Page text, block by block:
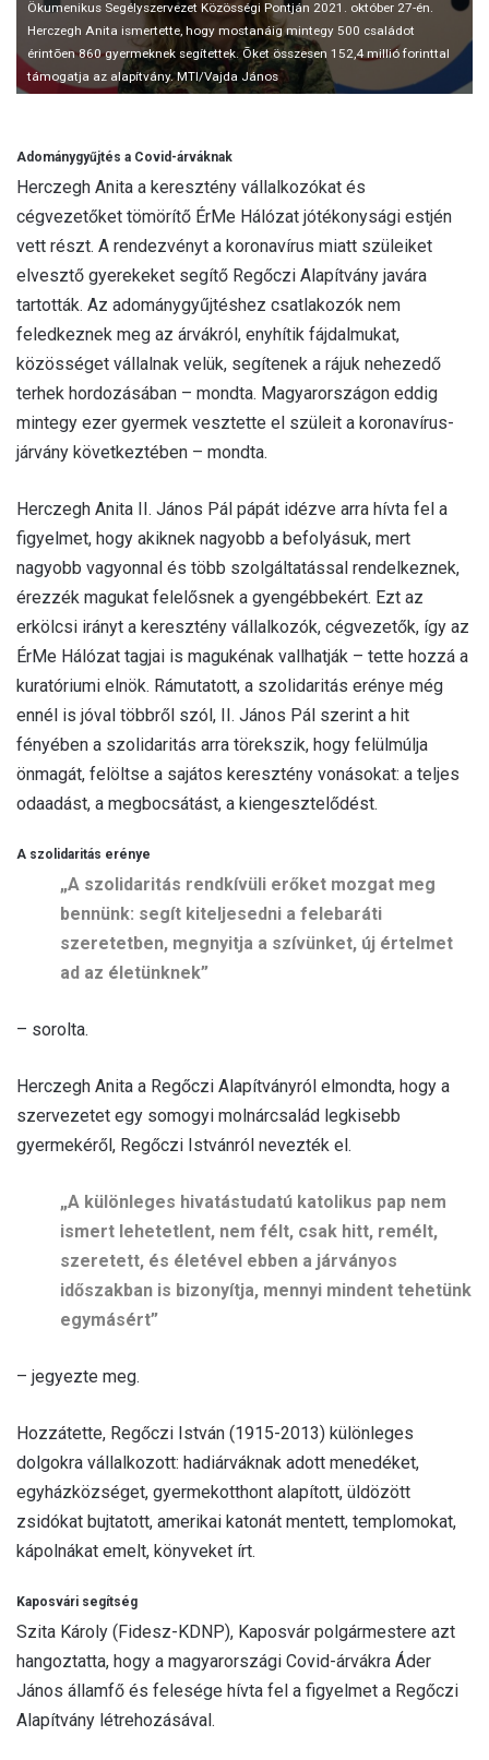
Ökumenikus Segélyszervezet Közösségi Pontján 2021. október 27-én.
Herczegh Anita ismertette, hogy mostanáig mintegy 500 családot
érintõen 860 gyermeknek segítettek. Õket összesen 152,4 millió forinttal
támogatja az alapítvány. MTI/Vajda János
Adománygyűjtés a Covid-árváknak
Herczegh Anita a keresztény vállalkozókat és
cégvezetőket tömörítő ÉrMe Hálózat jótékonysági estjén
vett részt. A rendezvényt a koronavírus miatt szüleiket
elvesztő gyerekeket segítő Regőczi Alapítvány javára
tartották. Az adománygyűjtéshez csatlakozók nem
feledkeznek meg az árvákról, enyhítik fájdalmukat,
közösséget vállalnak velük, segítenek a rájuk nehezedő
terhek hordozásában – mondta. Magyarországon eddig
mintegy ezer gyermek vesztette el szüleit a koronavírus-
járvány következtében – mondta.
Herczegh Anita II. János Pál pápát idézve arra hívta fel a
figyelmet, hogy akiknek nagyobb a befolyásuk, mert
nagyobb vagyonnal és több szolgáltatással rendelkeznek,
érezzék magukat felelősnek a gyengébbekért. Ezt az
erkölcsi irányt a keresztény vállalkozók, cégvezetők, így az
ÉrMe Hálózat tagjai is magukénak vallhatják – tette hozzá a
kuratóriumi elnök. Rámutatott, a szolidaritás erénye még
ennél is jóval többről szól, II. János Pál szerint a hit
fényében a szolidaritás arra törekszik, hogy felülmúlja
önmagát, felöltse a sajátos keresztény vonásokat: a teljes
odaadást, a megbocsátást, a kiengesztelődést.
A szolidaritás erénye
„A szolidaritás rendkívüli erőket mozgat meg
bennünk: segít kiteljesedni a felebaráti
szeretetben, megnyitja a szívünket, új értelmet
ad az életünknek”
– sorolta.
Herczegh Anita a Regőczi Alapítványról elmondta, hogy a
szervezetet egy somogyi molnárcsalád legkisebb
gyermekéről, Regőczi Istvánról nevezték el.
„A különleges hivatástudatú katolikus pap nem
ismert lehetetlent, nem félt, csak hitt, remélt,
szeretett, és életével ebben a járványos
időszakban is bizonyítja, mennyi mindent tehetünk
egymásért”
– jegyezte meg.
Hozzátette, Regőczi István (1915-2013) különleges
dolgokra vállalkozott: hadiárváknak adott menedéket,
egyházközséget, gyermekotthont alapított, üldözött
zsidókat bujtatott, amerikai katonát mentett, templomokat,
kápolnákat emelt, könyveket írt.
Kaposvári segítség
Szita Károly (Fidesz-KDNP), Kaposvár polgármestere azt
hangoztatta, hogy a magyarországi Covid-árvákra Áder
János államfő és felesége hívta fel a figyelmet a Regőczi
Alapítvány létrehozásával.